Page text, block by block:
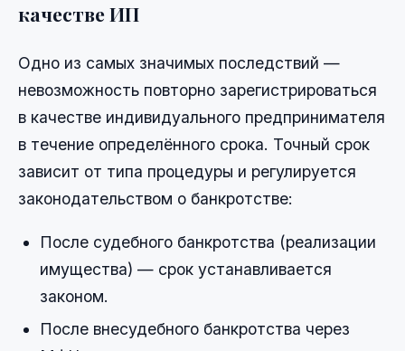
качестве ИП
Одно из самых значимых последствий —
невозможность повторно зарегистрироваться
в качестве индивидуального предпринимателя
в течение определённого срока. Точный срок
зависит от типа процедуры и регулируется
законодательством о банкротстве:
После судебного банкротства (реализации
имущества) — срок устанавливается
законом.
После внесудебного банкротства через